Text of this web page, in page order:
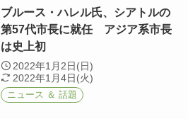
ブルース・ハレル氏、シアトルの
第57代市長に就任 アジア系市長
は史上初
2022年1月2日(日)
2022年1月4日(火)
ニュース ＆ 話題